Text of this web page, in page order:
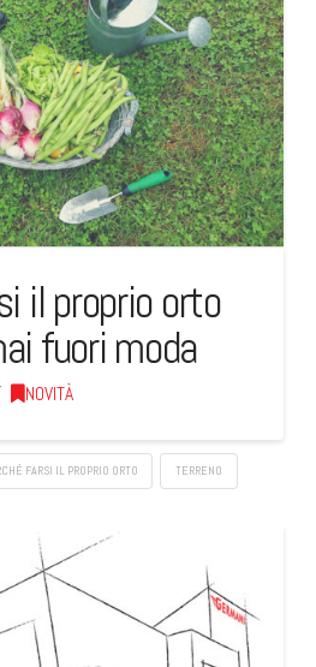
il proprio orto
fuori moda
NOVITÀ
FARSI IL PROPRIO ORTO TERRENO